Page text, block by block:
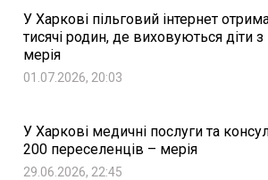
У Харкові пільговий інтернет
тисячі родин, де виховуються діти з
мерія
01.07.2026, 20:03
У Харкові медичні послуги та
200 переселенців – мерія
29.06.2026, 22:45